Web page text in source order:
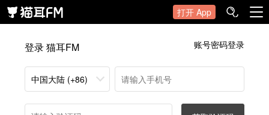
打开 App
登录 猫耳FM 账号密码登录
中国大陆 (+86)